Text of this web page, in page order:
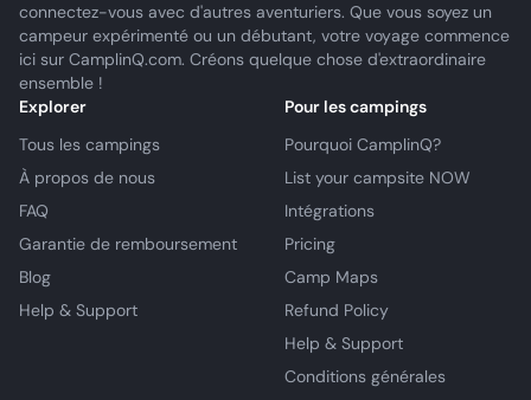
connectez-vous avec d'autres aventuriers. Que vous soyez un
campeur expérimenté ou un débutant, votre voyage commence
ici sur CamplinQ.com. Créons quelque chose d'extraordinaire
ensemble !
Explorer
Tous les campings
À propos de nous
FAQ
Garantie de remboursement
Blog
Help & Support
Pour les campings
Pourquoi CamplinQ?
List your campsite NOW
Intégrations
Pricing
Camp Maps
Refund Policy
Help & Support
Conditions générales